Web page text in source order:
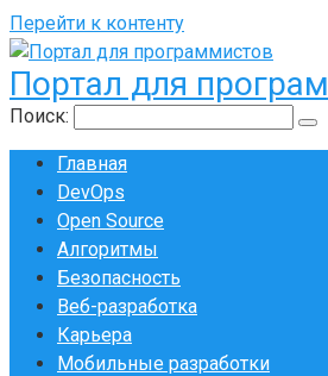
Перейти к контенту
Портал для
Поиск:
Главная
DevOps
Open Source
Алгоритмы
Безопасность
Веб-разработка
Карьера
Мобильные разработки